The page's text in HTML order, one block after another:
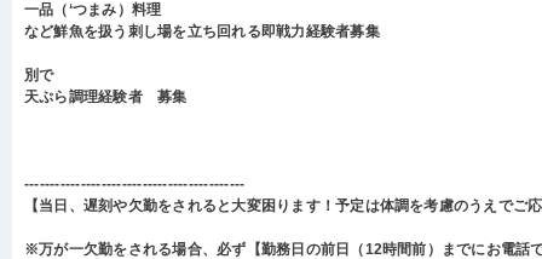
一品（‘つまみ）料理
など鮮魚を扱う刺し場を立ち回れる即戦力経験者募集
別で
天ぷら調理経験者 募集
-------------------------------------------
【当日、遅刻や欠勤をされると大変困ります！予定は体調を考慮のうえでご
※万が一欠勤をされる場合、必ず【勤務日の前日（12時間前）までにお電話